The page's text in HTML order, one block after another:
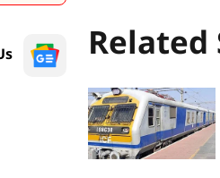
Related